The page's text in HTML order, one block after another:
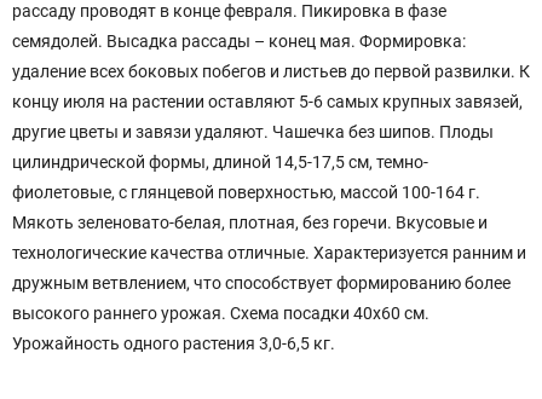
рассаду проводят в конце февраля. Пикировка в фазе
семядолей. Высадка рассады – конец мая. Формировка:
удаление всех боковых побегов и листьев до первой развилки. К
концу июля на растении оставляют 5-6 самых крупных завязей,
другие цветы и завязи удаляют. Чашечка без шипов. Плоды
цилиндрической формы, длиной 14,5-17,5 см, темно-
фиолетовые, с глянцевой поверхностью, массой 100-164 г.
Мякоть зеленовато-белая, плотная, без горечи. Вкусовые и
технологические качества отличные. Характеризуется ранним и
дружным ветвлением, что способствует формированию более
высокого раннего урожая. Схема посадки 40х60 см.
Урожайность одного растения 3,0-6,5 кг.